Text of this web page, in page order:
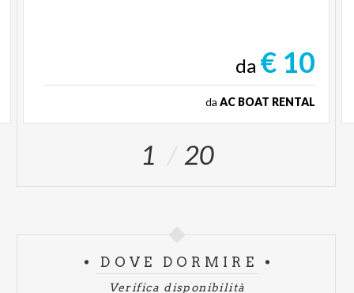
da € 10
da AC BOAT RENTAL
1 20
DOVE DORMIRE
Verifica disponibilità